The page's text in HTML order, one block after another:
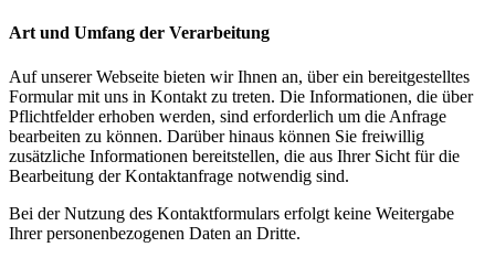
Art und Umfang der Verarbeitung
Auf unserer Webseite bieten wir Ihnen an, über ein bereitgestelltes
Formular mit uns in Kontakt zu treten. Die Informationen, die über
Pflichtfelder erhoben werden, sind erforderlich um die Anfrage
bearbeiten zu können. Darüber hinaus können Sie freiwillig
zusätzliche Informationen bereitstellen, die aus Ihrer Sicht für die
Bearbeitung der Kontaktanfrage notwendig sind.
Bei der Nutzung des Kontaktformulars erfolgt keine Weitergabe
Ihrer personenbezogenen Daten an Dritte.